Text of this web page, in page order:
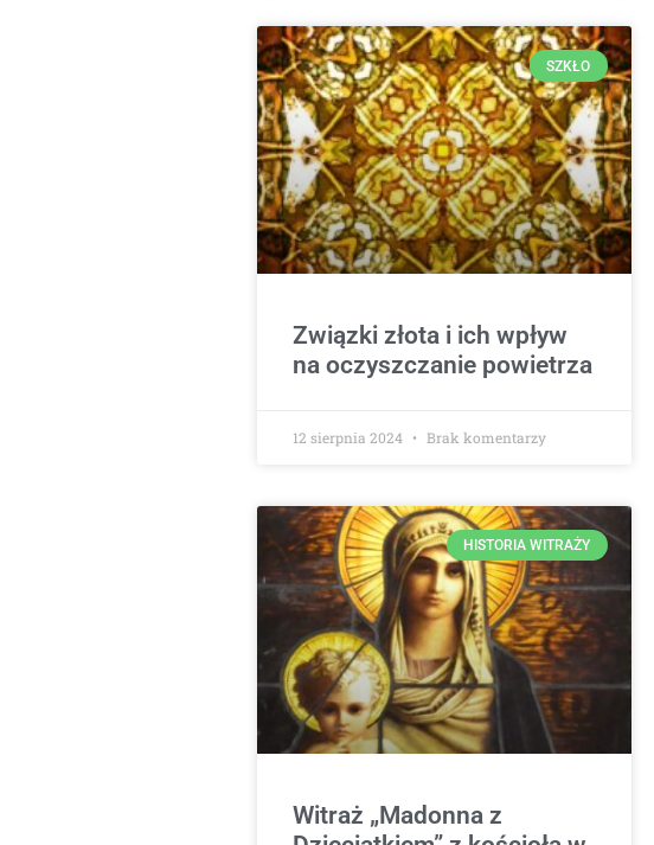
SZKŁO
Związki złota i ich wpływ
na oczyszczanie powietrza
12 sierpnia 2024 Brak komentarzy
HISTORIA WITRAŻY
Witraż „Madonna z